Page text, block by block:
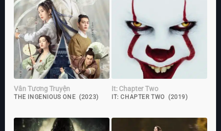
Vân Tương Truyện
THE INGENIOUS ONE (2023)
It: Chapter Two
IT: CHAPTER TWO (2019)